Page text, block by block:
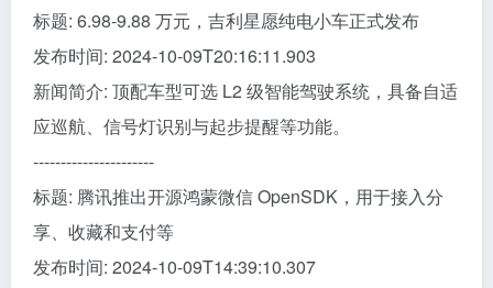
标题: 6.98-9.88 万元，吉利星愿纯电小车正式发布
发布时间: 2024-10-09T20:16:11.903
新闻简介: 顶配车型可选 L2 级智能驾驶系统，具备自适
应巡航、信号灯识别与起步提醒等功能。
----------------------
标题: 腾讯推出开源鸿蒙微信 OpenSDK，用于接入分
享、收藏和支付等
发布时间: 2024-10-09T14:39:10.307